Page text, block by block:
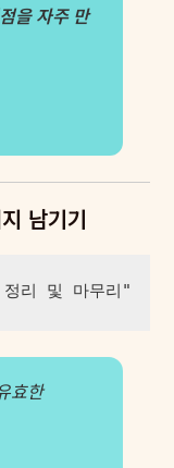
을 자주 만
남기기
리 및 마무리"
효한